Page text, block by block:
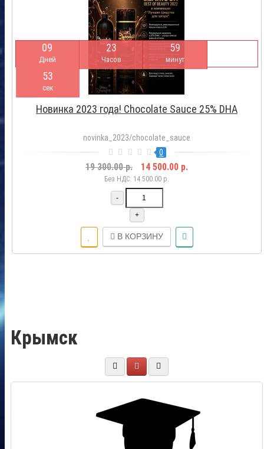
09
Дней
23
Часов
59
минут
52
сек
Новинка 2023 года! Chocolate Sauce 25% DHA
novinka_2023/chocolate_sauce
0
19 300.00 р. 14 500.00 р.
Без НДС: 14 500.00 р.
-
+
В КОРЗИНУ
Крымск